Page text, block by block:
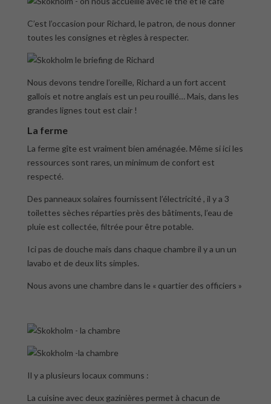
C’est l’occasion pour Richard, le patron, de nous donner
toutes les consignes et règles à respecter.
Nous devons tendre l’oreille, Richard a un fort accent
gallois et notre anglais est un peu rouillé… Mais, dans les
grandes lignes tout est clair !
La ferme
La ferme gîte est vraiment bien aménagée. Même si ici les
ressources sont rares, un minimum de confort est
respecté.
Des panneaux solaires fournissent l’électricité , il y a 3
toilettes sèches réparties près des bâtiments, l’eau de
pluie est collectée, filtrée pour être potable.
Ici pas de douche mais dans chaque chambre il y a un un
lavabo et de deux lits simples.
Nous avons une chambre dans le « quartier des officiers »
Il y a plusieurs locaux communs :
La cuisine avec deux gazinières permet à chacun de